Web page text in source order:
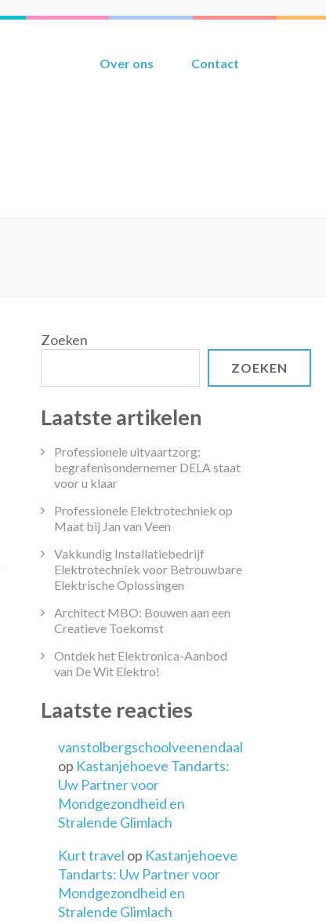
Over ons Contact
Zoeken
ZOEKEN
Laatste artikelen
Professionele uitvaartzorg:
begrafenisondernemer DELA staat
voor u klaar
Professionele Elektrotechniek op
Maat bij Jan van Veen
Vakkundig Installatiebedrijf
Elektrotechniek voor Betrouwbare
Elektrische Oplossingen
Architect MBO: Bouwen aan een
Creatieve Toekomst
Ontdek het Elektronica-Aanbod
van De Wit Elektro!
Laatste reacties
vanstolbergschoolveenendaal
op Kastanjehoeve Tandarts:
Uw Partner voor
Mondgezondheid en
Stralende Glimlach
Kurt travel op Kastanjehoeve
Tandarts: Uw Partner voor
Mondgezondheid en
Stralende Glimlach